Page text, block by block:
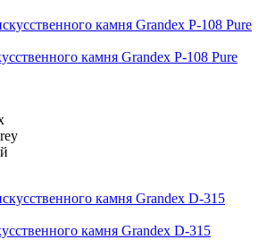
камня Grandex P-108 Pure
камня Grandex D-315